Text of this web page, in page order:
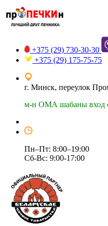
+375 (29) 730-30-30
+375 (29) 175-75-75
г. Минск, переулок
м-н ОМА шабаны вход с
Пн–Пт: 8:00–19:00
Сб-Вс: 9:00-17:00